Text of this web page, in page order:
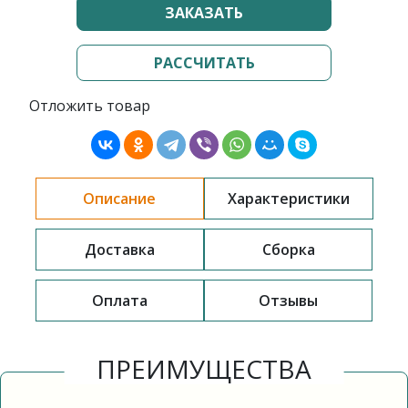
ЗАКАЗАТЬ
РАССЧИТАТЬ
Отложить товар
Описание Характеристики
Доставка Сборка
Оплата Отзывы
ПРЕИМУЩЕСТВА